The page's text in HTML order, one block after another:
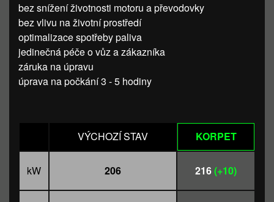
bez snížení životnosti motoru a převodovky
bez vlivu na životní prostředí
optimalizace spotřeby paliva
jedinečná péče o vůz a zákazníka
záruka na úpravu
úprava na počkání 3 - 5 hodiny
VÝCHOZÍ STAV KORPET
kW 206 216(+10)